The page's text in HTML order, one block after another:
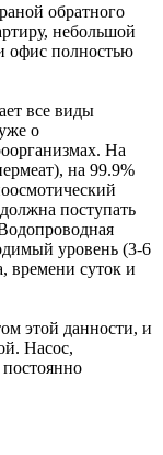
обратного
небольшой
офис полностью
все виды
о
На
на 99.9%
поступать
уровень (3-6
времени суток и
этой данности, и
Насос,